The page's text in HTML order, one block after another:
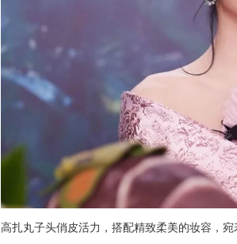
高扎丸子头俏皮活力，搭配精致柔美的妆容，